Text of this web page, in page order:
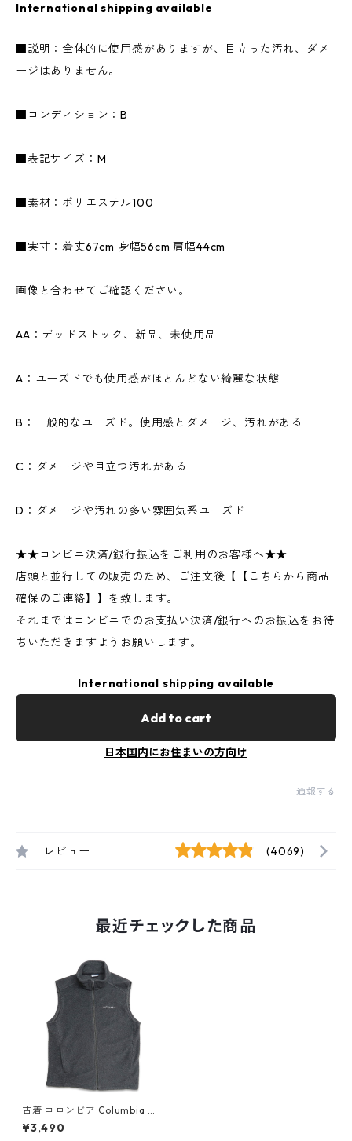
International shipping available
■説明：全体的に使用感がありますが、目立った汚れ、ダメ
ージはありません。
■コンディション：B
■表記サイズ：M
■素材：ポリエステル100
■実寸：着丈67cm 身幅56cm 肩幅44cm
画像と合わせてご確認ください。
AA：デッドストック、新品、未使用品
A：ユーズドでも使用感がほとんどない綺麗な状態
B：一般的なユーズド。使用感とダメージ、汚れがある
C：ダメージや目立つ汚れがある
D：ダメージや汚れの多い雰囲気系ユーズド
★★コンビニ決済/銀行振込をご利用のお客様へ★★
店頭と並行しての販売のため、ご注文後【【こちらから商品
確保のご連絡】】を致します。
それまではコンビニでのお支払い決済/銀行へのお振込をお待
ちいただきますようお願いします。
International shipping available
Add to cart
日本国内にお住まいの方向け
通報する
レビュー (4069)
最近チェックした商品
古着 コロンビア Columbia ジ
ップアップ フリース ベスト グ
レー 表記：M gd408442n
¥3,490